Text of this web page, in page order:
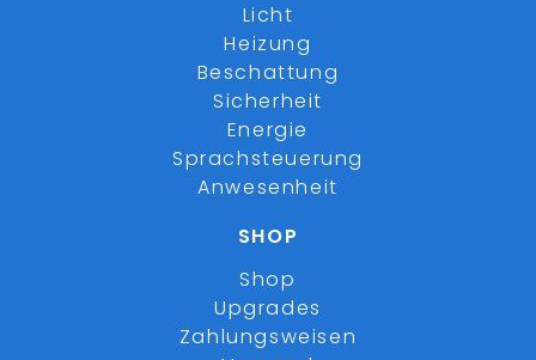
Licht
Heizung
Beschattung
Sicherheit
Energie
Sprachsteuerung
Anwesenheit
SHOP
Shop
Upgrades
Zahlungsweisen